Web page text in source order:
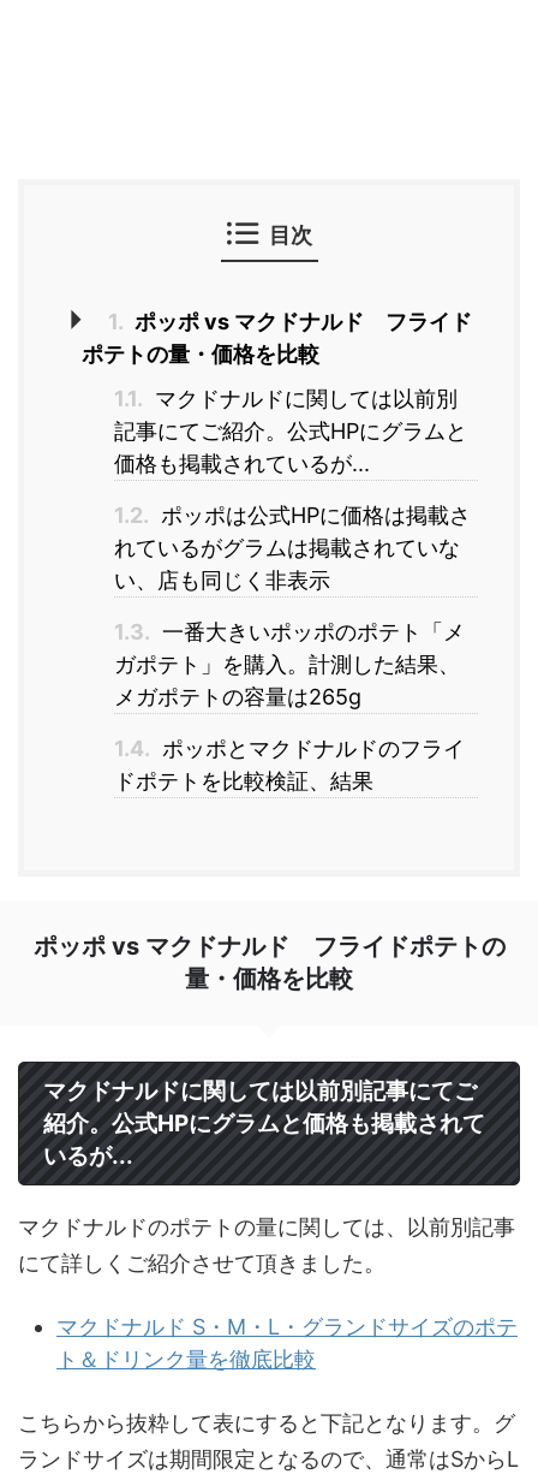
目次
1. ポッポ vs マクドナルド フライド
ポテトの量・価格を比較
1.1. マクドナルドに関しては以前別
記事にてご紹介。公式HPにグラムと
価格も掲載されているが...
1.2. ポッポは公式HPに価格は掲載さ
れているがグラムは掲載されていな
い、店も同じく非表示
1.3. 一番大きいポッポのポテト「メ
ガポテト」を購入。計測した結果、
メガポテトの容量は265g
1.4. ポッポとマクドナルドのフライ
ドポテトを比較検証、結果
ポッポ vs マクドナルド フライドポテトの
量・価格を比較
マクドナルドに関しては以前別記事にてご
紹介。公式HPにグラムと価格も掲載されて
いるが...
マクドナルドのポテトの量に関しては、以前別記事
にて詳しくご紹介させて頂きました。
マクドナルド S・M・L・グランドサイズのポテ
ト＆ドリンク量を徹底比較
こちらから抜粋して表にすると下記となります。グ
ランドサイズは期間限定となるので、通常はSからL